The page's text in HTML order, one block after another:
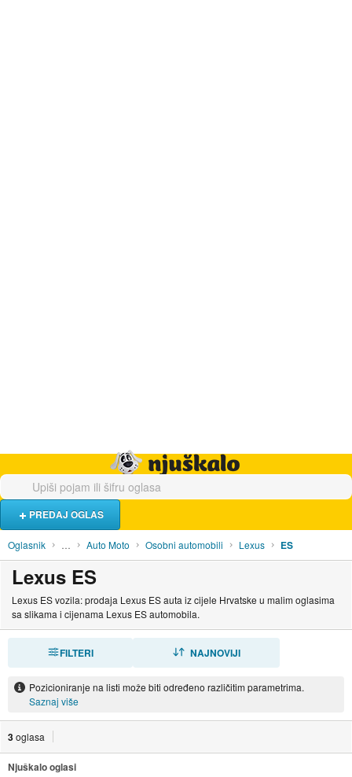
PREDAJ OGLAS
Oglasnik … Auto Moto Osobni automobili Lexus ES
Lexus ES
Lexus ES vozila: prodaja Lexus ES auta iz cijele Hrvatske u malim oglasima
sa slikama i cijenama Lexus ES automobila.
FILTERI NAJNOVIJI
Pozicioniranje na listi može biti određeno različitim parametrima.
Saznaj više
3oglasa
Njuškalo oglasi